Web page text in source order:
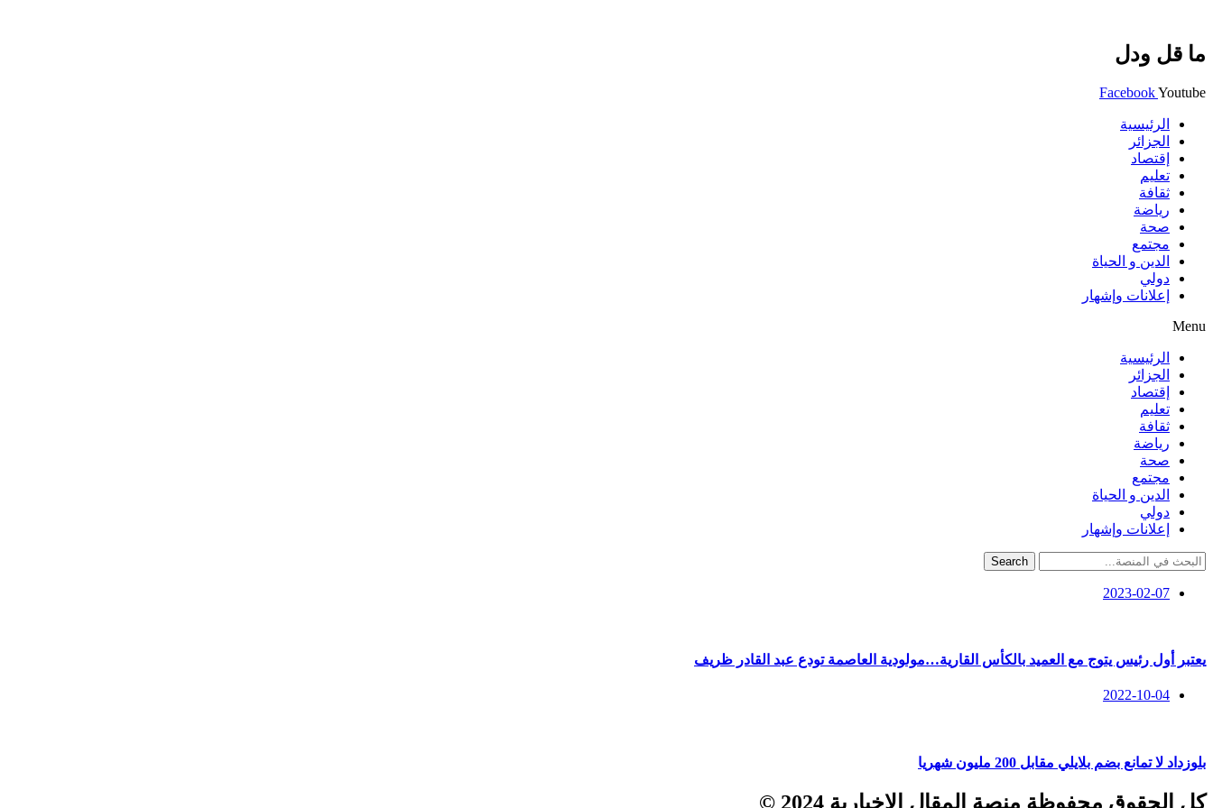
ما قل ودل
FacebookYoutube
الرئيسية
الجزائر
إقتصاد
تعليم
ثقافة
رياضة
صحة
مجتمع
الدين و الحياة
دولي
إعلانات وإشهار
Menu
الرئيسية
الجزائر
إقتصاد
تعليم
ثقافة
رياضة
صحة
مجتمع
الدين و الحياة
دولي
إعلانات وإشهار
Search
2023-02-07
يعتبر أول رئيس يتوج مع العميد بالكأس القارية…مولودية العاصمة تودع عبد القادر ظريف
2022-10-04
بلوزداد لا تمانع بضم بلايلي مقابل 200 مليون شهريا
كل الحقوق محفوظة منصة المقال الإخبارية 2024 ©